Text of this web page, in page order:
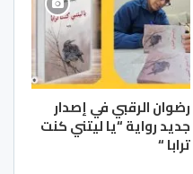
رضوان الرقبي في إصدار
جديد رواية “يا ليتني كنت
ترابا “